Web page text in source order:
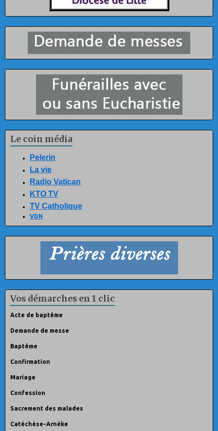
Le coin média
Pelerin
La vie
Radio Vatican
KTO TV
TV Catholique
VDN
Vos démarches en 1 clic
Acte de baptême
Demande de messe
Baptême
Confirmation
Mariage
Confession
Sacrement des malades
Catéchèse-Arnèke